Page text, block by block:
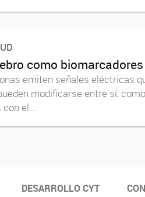
como
emiten señales eléctricas
modificarse entre sí,
el...
DESARROLLO CYT